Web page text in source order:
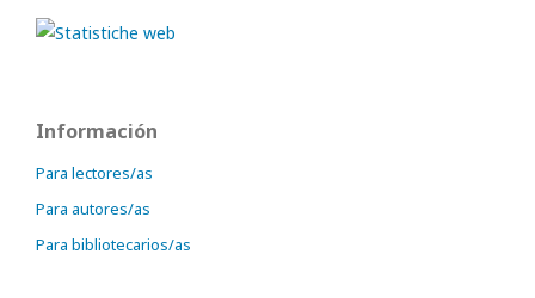
Información
Para lectores/as
Para autores/as
Para bibliotecarios/as